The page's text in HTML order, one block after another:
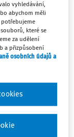
situací
vyhledávání,
abychom měli
potřebujeme
které se
za udělení
a přizpůsobení
osobních údajů a